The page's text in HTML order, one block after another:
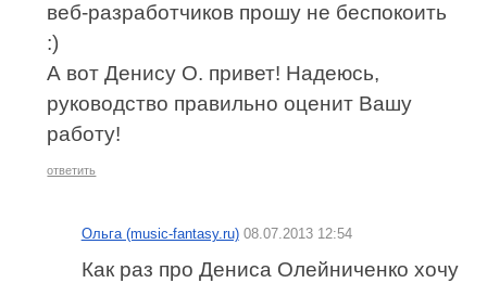
веб-разработчиков прошу не беспокоить
:)
А вот Денису О. привет! Надеюсь,
руководство правильно оценит Вашу
работу!
ответить
Ольга (music-fantasy.ru) 08.07.2013 12:54
Как раз про Дениса Олейниченко хочу